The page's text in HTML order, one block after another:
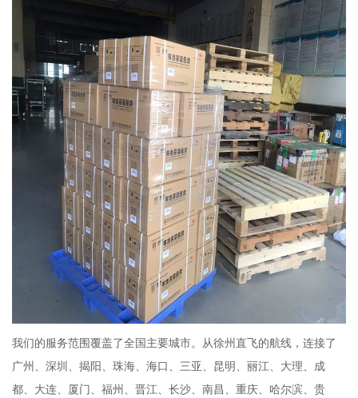
我们的服务范围覆盖了全国主要城市。从徐州直飞的航线，连接了
广州、深圳、揭阳、珠海、海口、三亚、昆明、丽江、大理、成
都、大连、厦门、福州、晋江、长沙、南昌、重庆、哈尔滨、贵